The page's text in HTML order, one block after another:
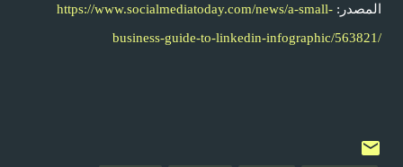
المصدر: https://www.socialmediatoday.com/news/a-small-
business-guide-to-linkedin-infographic/563821/